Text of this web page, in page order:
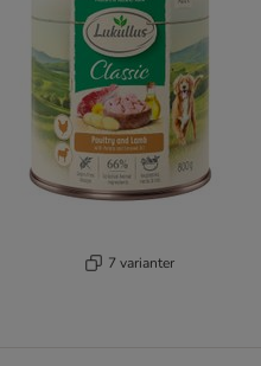
7 varianter